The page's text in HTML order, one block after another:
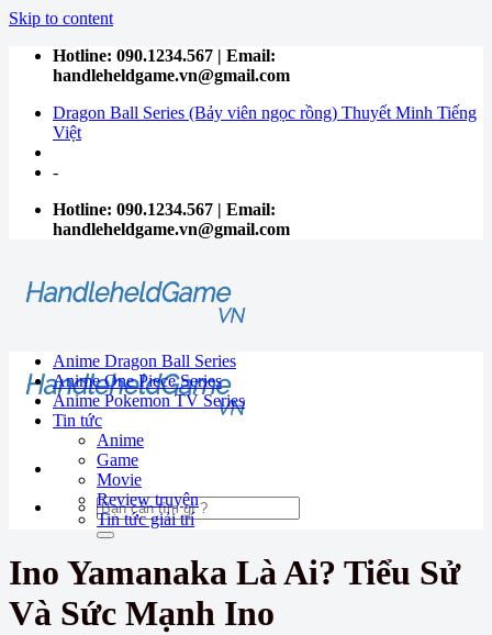
Skip to content
Hotline: 090.1234.567 | Email:
handleheldgame.vn@gmail.com
Dragon Ball Series (Bảy viên ngọc rồng) Thuyết Minh Tiếng
Việt
-
Hotline: 090.1234.567 | Email:
handleheldgame.vn@gmail.com
Anime Dragon Ball Series
Anime One Piece Series
Anime Pokemon TV Series
Tin tức
Anime
Game
Movie
Review truyện
Tin tức giải trí
Ino Yamanaka Là Ai? Tiểu Sử
Và Sức Mạnh Ino